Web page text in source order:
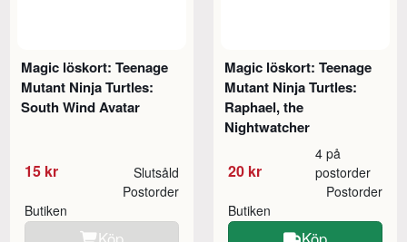
Magic löskort: Teenage
Mutant Ninja Turtles:
South Wind Avatar
15 kr Slutsåld
Butiken
Postorder
Magic löskort: Teenage
Mutant Ninja Turtles:
Raphael, the
Nightwatcher
20 kr
4 på
postorder
Butiken
Postorder